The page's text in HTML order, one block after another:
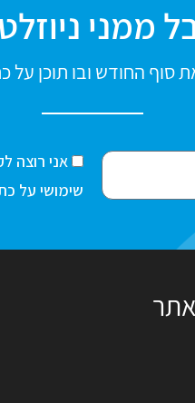
ממני
סוף החודש ובו תוכן על
ה
ס
אני רוצה
שימושי על